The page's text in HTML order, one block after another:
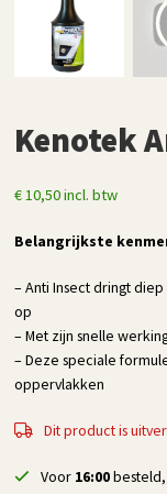
Kenotek
€10,50incl. btw
Belangrijkste
– Anti Insect dringt
op
– Met zijn snelle
– Deze speciale
oppervlakken
Dit product is
Voor 16:00